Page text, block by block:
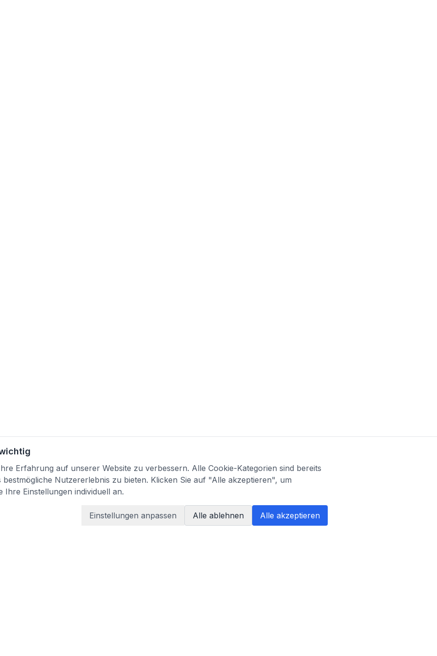
Erfahrung auf unserer Website zu verbessern. Alle Cookie-Kategorien sind bereits
Nutzererlebnis zu bieten. Klicken Sie auf "Alle akzeptieren", um
Einstellungen individuell an.
Einstellungen anpassen Alle ablehnen Alle akzeptieren